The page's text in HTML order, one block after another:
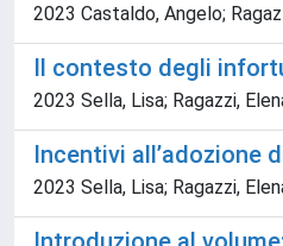
2023 Castaldo, Angelo;
Il contesto degli
2023 Sella, Lisa; Ragazzi,
Incentivi all’adozione
2023 Sella, Lisa; Ragazzi,